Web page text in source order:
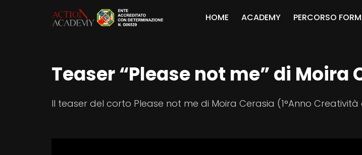
HOME ACADEMY PERCORSO
Teaser “Please not me” di Moira
Il teaser del corto Please not me di Moira Cerasia (1°Anno Creatività